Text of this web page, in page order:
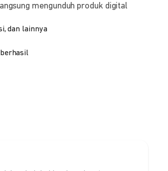
mengunduh produk digital
dan lainnya